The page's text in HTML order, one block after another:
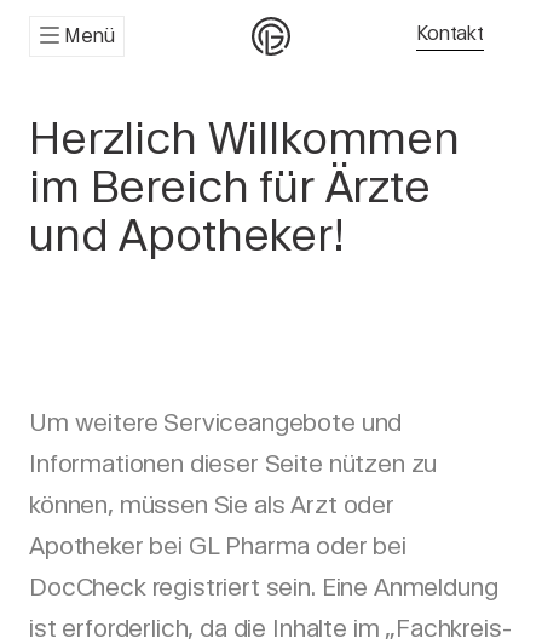
Menü Kontakt
Herzlich Willkommen
im Bereich für Ärzte
und Apotheker!
Um weitere Serviceangebote und
Informationen dieser Seite nützen zu
können, müssen Sie als Arzt oder
Apotheker bei GL Pharma oder bei
DocCheck registriert sein. Eine Anmeldung
ist erforderlich, da die Inhalte im „Fachkreis-